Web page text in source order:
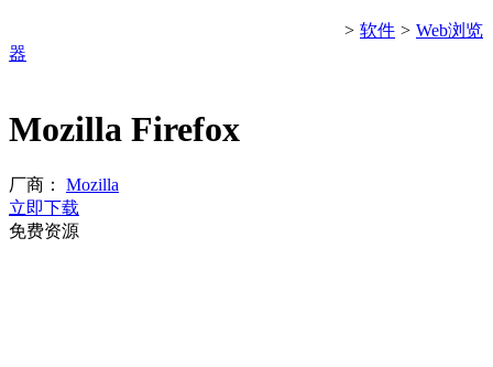
> 软件 > Web浏览
器
Mozilla Firefox
厂商：
Mozilla
立即下载
免费资源